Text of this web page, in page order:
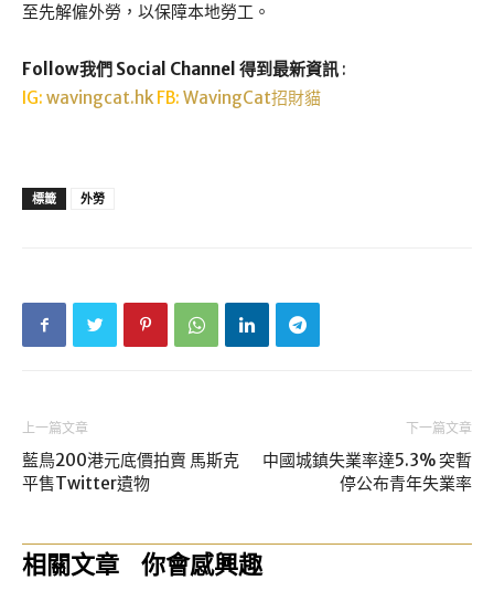
至先解僱外勞，以保障本地勞工。
Follow我們 Social Channel 得到最新資訊 :
IG: wavingcat.hk FB: WavingCat招財貓
標籤 外勞
上一篇文章
藍鳥200港元底價拍賣 馬斯克
平售Twitter遺物
下一篇文章
中國城鎮失業率達5.3% 突暫
停公布青年失業率
相關文章 你會感興趣